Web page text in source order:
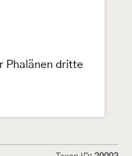
Phalänen dritte